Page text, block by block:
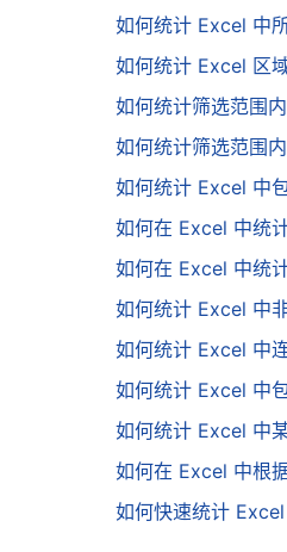
如何统计 Excel 中
如何统计 Excel 区
如何统计筛选范围
如何统计筛选范围
如何统计 Excel 中
如何在 Excel 中统
如何在 Excel 中统
如何统计 Excel 中
如何统计 Excel 中
如何统计 Excel 中
如何统计 Excel 中
如何在 Excel 中根
如何快速统计